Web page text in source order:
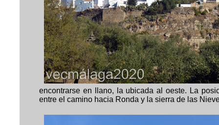
encontrarse en llano, la ubicada al oeste. La
entre el camino hacia Ronda y la sierra de las